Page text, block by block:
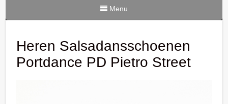
Menu
Heren Salsadansschoenen
Portdance PD Pietro Street